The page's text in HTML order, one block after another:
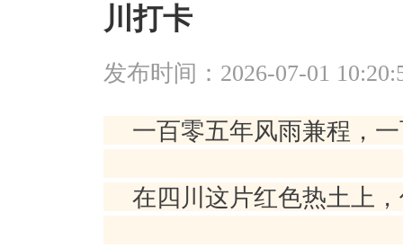
川打卡
发布时间：2026-07-01
一百零五年风雨兼程，
在四川这片红色热土上